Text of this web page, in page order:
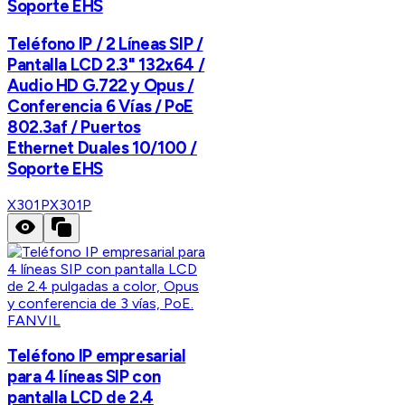
Soporte EHS
Teléfono IP / 2 Líneas SIP /
Pantalla LCD 2.3" 132x64 /
Audio HD G.722 y Opus /
Conferencia 6 Vías / PoE
802.3af / Puertos
Ethernet Duales 10/100 /
Soporte EHS
X301PX301P
FANVIL
Teléfono IP empresarial
para 4 líneas SIP con
pantalla LCD de 2.4